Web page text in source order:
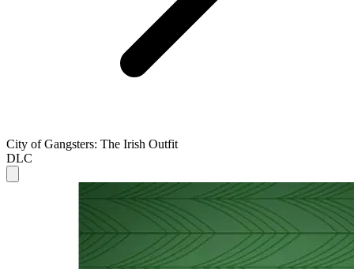
City of Gangsters: The Irish Outfit
DLC